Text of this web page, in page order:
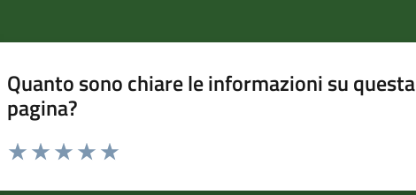
Quanto sono chiare le informazioni su questa
pagina?
Valuta da 1 a 5 stelle la pagina